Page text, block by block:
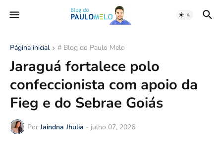
Página inicial # Blog do Paulo Melo
Jaraguá fortalece polo
confeccionista com apoio da
Fieg e do Sebrae Goiás
Por Jaindna Jhulia - julho 07, 2026